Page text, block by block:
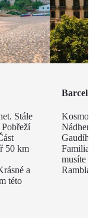
Stále
50 km
a
této
Familia
musíte